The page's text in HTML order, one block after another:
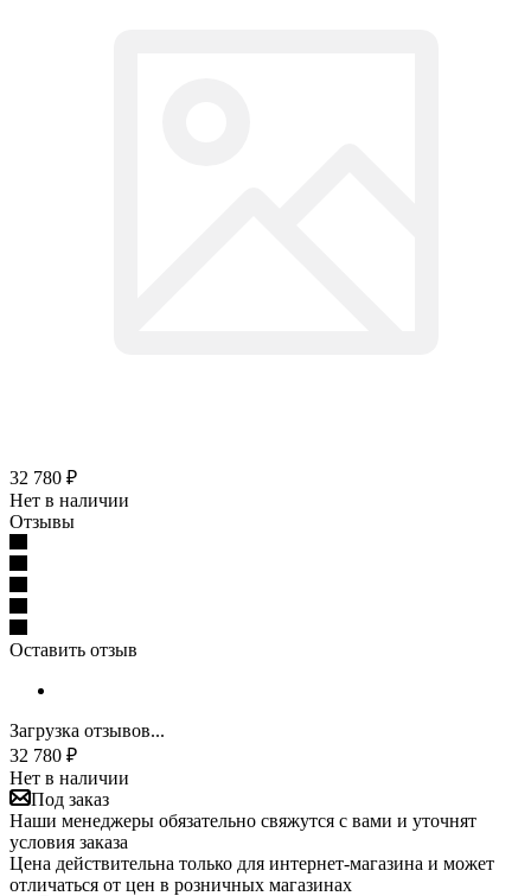
32 780 ₽
Нет в наличии
Отзывы
Оставить отзыв
Загрузка отзывов...
32 780 ₽
Нет в наличии
Под заказ
Наши менеджеры обязательно свяжутся с вами и уточнят
условия заказа
Цена действительна только для интернет-магазина и может
отличаться от цен в розничных магазинах